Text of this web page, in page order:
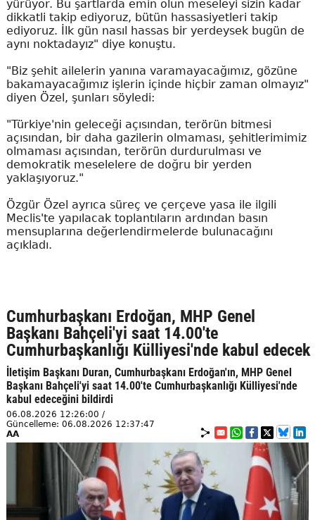
yürüyor. Bu şartlarda emin olun meseleyi sizin kadar
dikkatli takip ediyoruz, bütün hassasiyetleri takip
ediyoruz. İlk gün nasıl hassas bir yerdeysek bugün de
aynı noktadayız" diye konuştu.
"Biz şehit ailelerin yanına varamayacağımız, gözüne
bakamayacağımız işlerin içinde hiçbir zaman olmayız"
diyen Özel, şunları söyledi:
"Türkiye'nin geleceği açısından, terörün bitmesi
açısından, bir daha gazilerin olmaması, şehitlerimimiz
olmaması açısından, terörün durdurulması ve
demokratik meselelere de doğru bir yerden
yaklaşıyoruz."
Özgür Özel ayrıca süreç ve çerçeve yasa ile ilgili
Meclis'te yapılacak toplantıların ardından basın
mensuplarına değerlendirmelerde bulunacağını
açıkladı.
Cumhurbaşkanı Erdoğan, MHP Genel
Başkanı Bahçeli'yi saat 14.00'te
Cumhurbaşkanlığı Külliyesi'nde kabul edecek
İletişim Başkanı Duran, Cumhurbaşkanı Erdoğan'ın, MHP Genel
Başkanı Bahçeli'yi saat 14.00'te Cumhurbaşkanlığı Külliyesi'nde
kabul edeceğini bildirdi
06.08.2026 12:26:00 /
Güncelleme: 06.08.2026 12:37:47
AA